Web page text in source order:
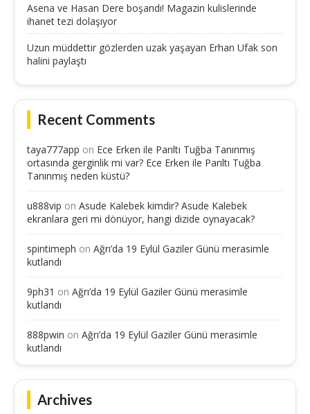
Asena ve Hasan Dere boşandı! Magazin kulislerinde
ihanet tezi dolaşıyor
Uzun müddettir gözlerden uzak yaşayan Erhan Ufak son
halini paylaştı
Recent Comments
taya777app on Ece Erken ile Parıltı Tuğba Tanınmış
ortasında gerginlik mi var? Ece Erken ile Parıltı Tuğba
Tanınmış neden küstü?
u888vip on Asude Kalebek kimdir? Asude Kalebek
ekranlara geri mi dönüyor, hangi dizide oynayacak?
spintimeph on Ağrı’da 19 Eylül Gaziler Günü merasimle
kutlandı
9ph31 on Ağrı’da 19 Eylül Gaziler Günü merasimle
kutlandı
888pwin on Ağrı’da 19 Eylül Gaziler Günü merasimle
kutlandı
Archives